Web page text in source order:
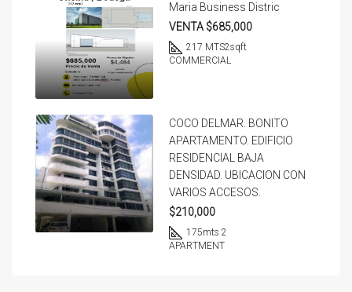
Maria Business Distric
VENTA $685,000
217 MTS2sqft
COMMERCIAL
COCO DELMAR. BONITO
APARTAMENTO. EDIFICIO
RESIDENCIAL BAJA
DENSIDAD. UBICACION CON
VARIOS ACCESOS.
$210,000
175mts 2
APARTMENT